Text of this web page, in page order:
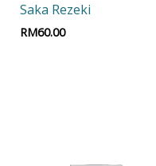
Saka Rezeki
RM60.00